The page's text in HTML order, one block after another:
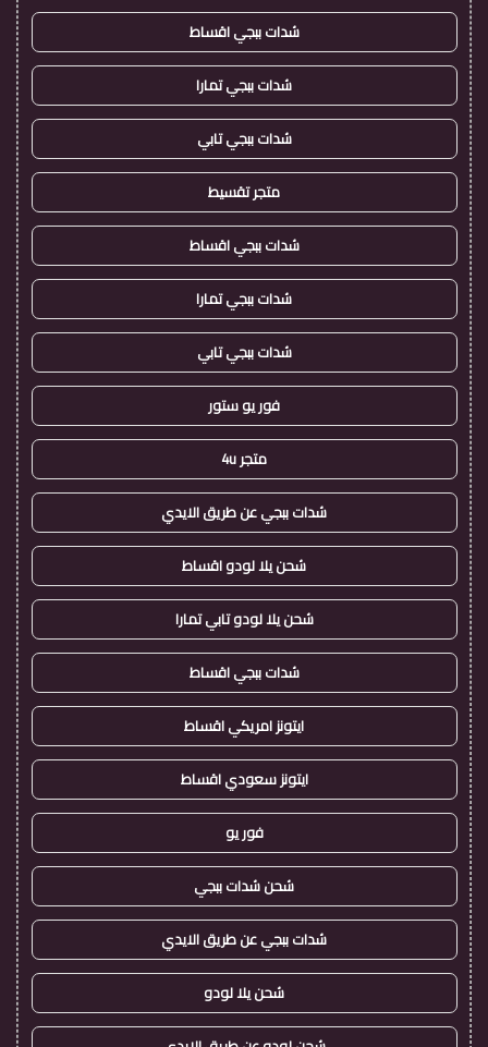
شدات ببجي اقساط
شدات ببجي تمارا
شدات ببجي تابي
متجر تقسيط
شدات ببجي اقساط
شدات ببجي تمارا
شدات ببجي تابي
فور يو ستور
متجر 4u
شدات ببجي عن طريق الايدي
شحن يلا لودو اقساط
شحن يلا لودو تابي تمارا
شدات ببجي اقساط
ايتونز امريكي اقساط
ايتونز سعودي اقساط
فور يو
شحن شدات ببجي
شدات ببجي عن طريق الايدي
شحن يلا لودو